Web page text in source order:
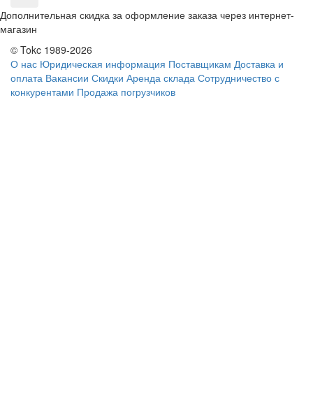
Дополнительная скидка за оформление заказа через интернет-
магазин
© Tokc 1989-2026
О нас Юридическая информация Поставщикам Доставка и
оплата Вакансии Скидки Аренда склада Сотрудничество с
конкурентами Продажа погрузчиков